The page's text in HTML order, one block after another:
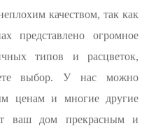
качеством, так как
представлено огромное
типов и расцветок,
выбор. У нас можно
ценам и многие другие
ваш дом прекрасным и